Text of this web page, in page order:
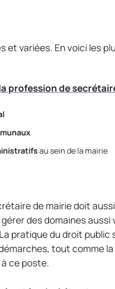
et variées. En voici les
profession de
au sein de la mairie
de mairie doit
des domaines aussi
pratique du droit public
tout comme
ce poste.